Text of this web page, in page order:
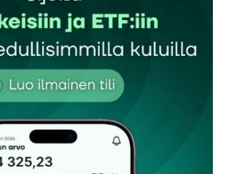
ei julkaista.Pakolliset
*